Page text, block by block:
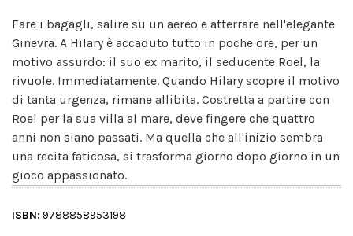
Fare i bagagli, salire su un aereo e atterrare nell'elegante
Ginevra. A Hilary è accaduto tutto in poche ore, per un
motivo assurdo: il suo ex marito, il seducente Roel, la
rivuole. Immediatamente. Quando Hilary scopre il motivo
di tanta urgenza, rimane allibita. Costretta a partire con
Roel per la sua villa al mare, deve fingere che quattro
anni non siano passati. Ma quella che all'inizio sembra
una recita faticosa, si trasforma giorno dopo giorno in un
gioco appassionato.
ISBN: 9788858953198